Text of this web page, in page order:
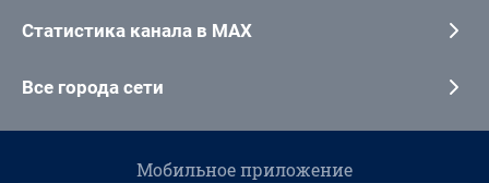
Статистика канала в MAX
Все города сети
Мобильное приложение